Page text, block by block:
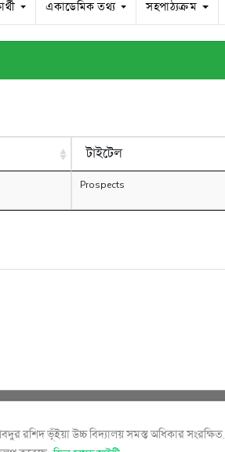
একাডেমিক তথ্য সহপাঠ্যক্রম
টাইটেল
Prospects
রশিদ ভূঁইয়া উচ্চ বিদ্যালয় সমস্ত অধিকার সংরক্ষিত.